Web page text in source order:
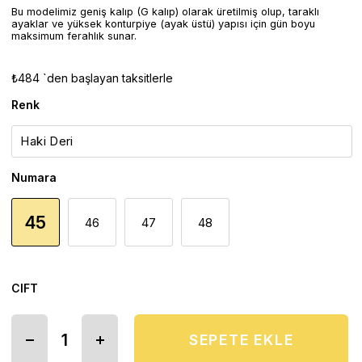
Bu modelimiz geniş kalıp (G kalıp) olarak üretilmiş olup, taraklı
ayaklar ve yüksek konturpiye (ayak üstü) yapısı için gün boyu
maksimum ferahlık sunar.
₺484 `den başlayan taksitlerle
Renk
Numara
45 46 47 48
CIFT